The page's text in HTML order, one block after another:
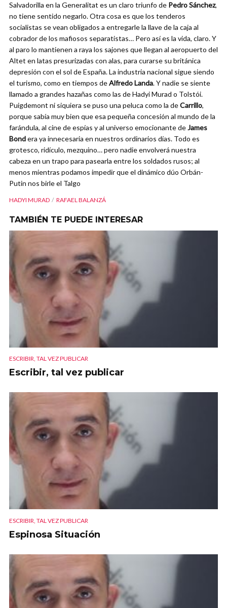
Salvadorilla en la Generalitat es un claro triunfo de Pedro Sánchez,
no tiene sentido negarlo. Otra cosa es que los tenderos
socialistas se vean obligados a entregarle la llave de la caja al
cobrador de los mafiosos separatistas… Pero así es la vida, claro. Y
al paro lo mantienen a raya los sajones que llegan al aeropuerto del
Altet en latas presurizadas con alas, para curarse su británica
depresión con el sol de España. La industria nacional sigue siendo
el turismo, como en tiempos deAlfredo Landa. Y nadie se siente
llamado a grandes hazañas como las de Hadyi Murad o Tolstói.
Puigdemont ni siquiera se puso una peluca como la deCarrillo,
porque sabía muy bien que esa pequeña concesión al mundo de la
farándula, al cine de espías y al universo emocionante deJames
Bondera ya innecesaria en nuestros ordinarios días. Todo es
grotesco, ridículo, mezquino… pero nadie envolverá nuestra
cabeza en un trapo para pasearla entre los soldados rusos; al
menos mientras podamos impedir que el dinámico dúo Orbán-
Putin nos birle el Talgo
HADYI MURAD RAFAEL BALANZÁ
TAMBIÉN TE PUEDE INTERESAR
ESCRIBIR, TAL VEZ PUBLICAR
Escribir, tal vez publicar
ESCRIBIR, TAL VEZ PUBLICAR
Espinosa Situación